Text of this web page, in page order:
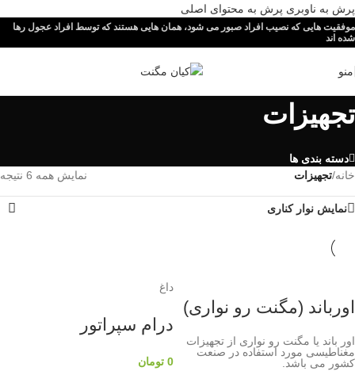
پرش به ناوبری پرش به محتوای اصلی
موفقیت هایی که نصیب افراد صبور می شود، همان هایی هستند که توسط افراد عجول رها
شده اند
منو
تجهیزات
دسته بندی ها
خانه/تجهیزات نمایش همه 6 نتیجه
نمایش نوار کناری
اورباند (مگنت رو نواری)
اور باند یا مگنت رو نواری از تجهیزات
مغناطیسی مورد استفاده در صنعت
کشور می باشد.
داغ
درام سپراتور
0 تومان